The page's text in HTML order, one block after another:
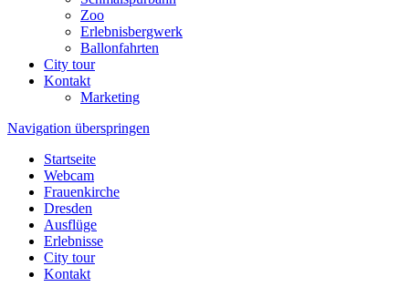
Zoo
Erlebnisbergwerk
Ballonfahrten
City tour
Kontakt
Marketing
Navigation überspringen
Startseite
Webcam
Frauenkirche
Dresden
Ausflüge
Erlebnisse
City tour
Kontakt